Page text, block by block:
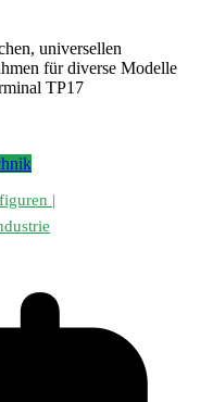
universellen
für diverse Modelle
TP17
|